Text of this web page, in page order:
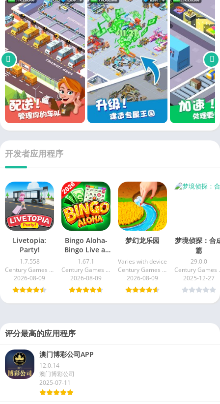
开发者应用程序
Livetopia:
Party!
1.7.558
Century Games PTE. LTD.
2026-08-09
Bingo Aloha-
Bingo Live at
home
1.67.1
Century Games PTE. LTD.
2026-08-09
梦幻龙乐园
Varies with device
Century Games PTE. LTD.
2026-08-09
梦境侦探：合
篇
29.0.0
2025-12-27
评分最高的应用程序
澳门博彩公司APP
12.0.14
澳门博彩公司
2025-07-11